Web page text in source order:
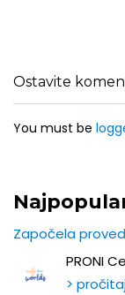
Ostavite
You must be
Započela
PRONI
>